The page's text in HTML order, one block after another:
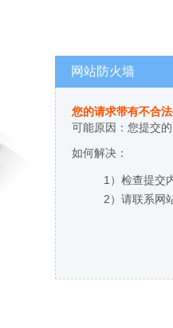
网站防火墙
您的请求带有不合
可能原因：您提交
如何解决：
1）检查提交
2）请联系网